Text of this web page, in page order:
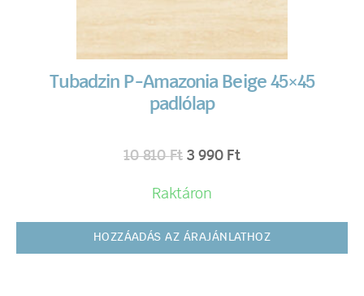
Tubadzin P-Amazonia Beige 45×45
padlólap
10 810Ft 3 990 Ft
Raktáron
HOZZÁADÁS AZ ÁRAJÁNLATHOZ